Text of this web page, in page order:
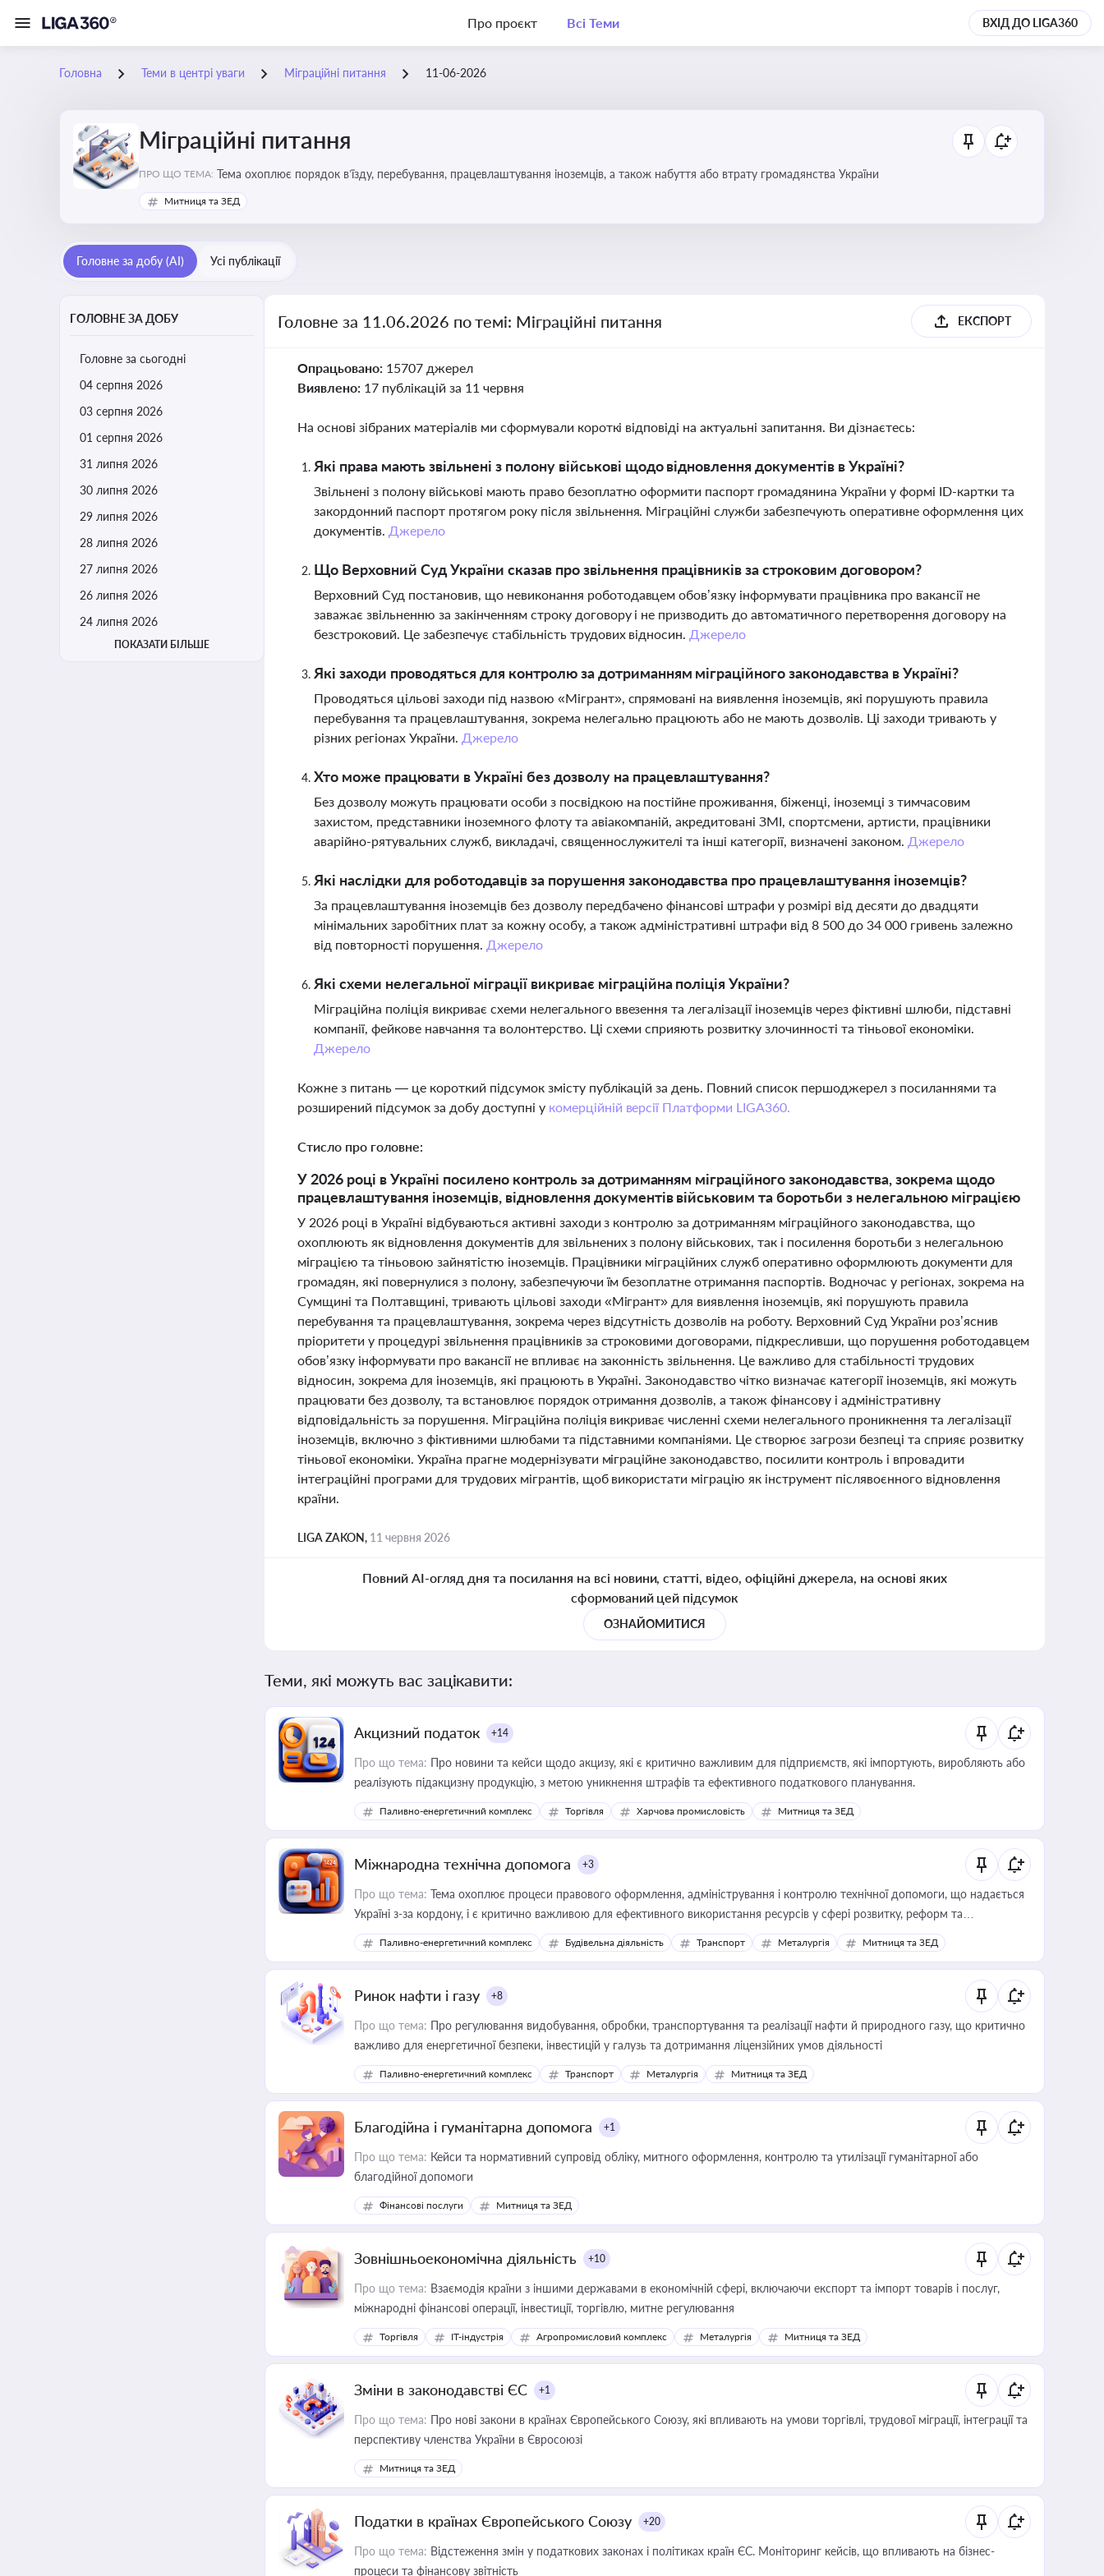
Про проєкт Всі Теми ВХІД ДО LIGA360
Головна Теми в центрі уваги Міграційні питання 11-06-2026
Міграційні питання
ПРО ЩО ТЕМА: Тема охоплює порядок в’їзду, перебування, працевлаштування іноземців, а також набуття або втрату громадянства України
Митниця та ЗЕД
Головне за добу (AI) Усі публікації
ГОЛОВНЕ ЗА ДОБУ
Головне за сьогодні
04 серпня 2026
03 серпня 2026
01 серпня 2026
31 липня 2026
30 липня 2026
29 липня 2026
28 липня 2026
27 липня 2026
26 липня 2026
24 липня 2026
ПОКАЗАТИ БІЛЬШЕ
Головне за 11.06.2026 по темі: Міграційні питання ЕКСПОРТ
Опрацьовано: 15707 джерел
Виявлено: 17 публікацій за 11 червня
На основі зібраних матеріалів ми сформували короткі відповіді на актуальні запитання. Ви дізнаєтесь:
Які права мають звільнені з полону військові щодо відновлення документів в Україні?
Звільнені з полону військові мають право безоплатно оформити паспорт громадянина України у формі ID-картки та
закордонний паспорт протягом року після звільнення. Міграційні служби забезпечують оперативне оформлення цих
документів. Джерело
Що Верховний Суд України сказав про звільнення працівників за строковим договором?
Верховний Суд постановив, що невиконання роботодавцем обов’язку інформувати працівника про вакансії не
заважає звільненню за закінченням строку договору і не призводить до автоматичного перетворення договору на
безстроковий. Це забезпечує стабільність трудових відносин. Джерело
Які заходи проводяться для контролю за дотриманням міграційного законодавства в Україні?
Проводяться цільові заходи під назвою «Мігрант», спрямовані на виявлення іноземців, які порушують правила
перебування та працевлаштування, зокрема нелегально працюють або не мають дозволів. Ці заходи тривають у
різних регіонах України. Джерело
Хто може працювати в Україні без дозволу на працевлаштування?
Без дозволу можуть працювати особи з посвідкою на постійне проживання, біженці, іноземці з тимчасовим
захистом, представники іноземного флоту та авіакомпаній, акредитовані ЗМІ, спортсмени, артисти, працівники
аварійно-рятувальних служб, викладачі, священнослужителі та інші категорії, визначені законом. Джерело
Які наслідки для роботодавців за порушення законодавства про працевлаштування іноземців?
За працевлаштування іноземців без дозволу передбачено фінансові штрафи у розмірі від десяти до двадцяти
мінімальних заробітних плат за кожну особу, а також адміністративні штрафи від 8 500 до 34 000 гривень залежно
від повторності порушення. Джерело
Які схеми нелегальної міграції викриває міграційна поліція України?
Міграційна поліція викриває схеми нелегального ввезення та легалізації іноземців через фіктивні шлюби, підставні
компанії, фейкове навчання та волонтерство. Ці схеми сприяють розвитку злочинності та тіньової економіки.
Джерело
Кожне з питань — це короткий підсумок змісту публікацій за день. Повний список першоджерел з посиланнями та
розширений підсумок за добу доступні у комерційній версії Платформи LIGA360.
Стисло про головне:
У 2026 році в Україні посилено контроль за дотриманням міграційного законодавства, зокрема щодо
працевлаштування іноземців, відновлення документів військовим та боротьби з нелегальною міграцією
У 2026 році в Україні відбуваються активні заходи з контролю за дотриманням міграційного законодавства, що
охоплюють як відновлення документів для звільнених з полону військових, так і посилення боротьби з нелегальною
міграцією та тіньовою зайнятістю іноземців. Працівники міграційних служб оперативно оформлюють документи для
громадян, які повернулися з полону, забезпечуючи їм безоплатне отримання паспортів. Водночас у регіонах, зокрема на
Сумщині та Полтавщині, тривають цільові заходи «Мігрант» для виявлення іноземців, які порушують правила
перебування та працевлаштування, зокрема через відсутність дозволів на роботу. Верховний Суд України роз’яснив
пріоритети у процедурі звільнення працівників за строковими договорами, підкресливши, що порушення роботодавцем
обов’язку інформувати про вакансії не впливає на законність звільнення. Це важливо для стабільності трудових
відносин, зокрема для іноземців, які працюють в Україні. Законодавство чітко визначає категорії іноземців, які можуть
працювати без дозволу, та встановлює порядок отримання дозволів, а також фінансову і адміністративну
відповідальність за порушення. Міграційна поліція викриває численні схеми нелегального проникнення та легалізації
іноземців, включно з фіктивними шлюбами та підставними компаніями. Це створює загрози безпеці та сприяє розвитку
тіньової економіки. Україна прагне модернізувати міграційне законодавство, посилити контроль і впровадити
інтеграційні програми для трудових мігрантів, щоб використати міграцію як інструмент післявоєнного відновлення
країни.
LIGA ZAKON, 11 червня 2026
Повний AI-огляд дня та посилання на всі новини, статті, відео, офіційні джерела, на основі яких
сформований цей підсумок
ОЗНАЙОМИТИСЯ
Теми, які можуть вас зацікавити:
Акцизний податок +14
Про що тема: Про новини та кейси щодо акцизу, які є критично важливим для підприємств, які імпортують, виробляють або
реалізують підакцизну продукцію, з метою уникнення штрафів та ефективного податкового планування.
Паливно-енергетичний комплекс Торгівля Харчова промисловість Митниця та ЗЕД
Міжнародна технічна допомога +3
Про що тема: Тема охоплює процеси правового оформлення, адміністрування і контролю технічної допомоги, що надається
Україні з-за кордону, і є критично важливою для ефективного використання ресурсів у сфері розвитку, реформ та
інфраструктурних проєктів
Паливно-енергетичний комплекс Будівельна діяльність Транспорт Металургія Митниця та ЗЕД
Ринок нафти і газу +8
Про що тема: Про регулювання видобування, обробки, транспортування та реалізації нафти й природного газу, що критично
важливо для енергетичної безпеки, інвестицій у галузь та дотримання ліцензійних умов діяльності
Паливно-енергетичний комплекс Транспорт Металургія Митниця та ЗЕД
Благодійна і гуманітарна допомога +1
Про що тема: Кейси та нормативний супровід обліку, митного оформлення, контролю та утилізації гуманітарної або
благодійної допомоги
Фінансові послуги Митниця та ЗЕД
Зовнішньоекономічна діяльність +10
Про що тема: Взаємодія країни з іншими державами в економічній сфері, включаючи експорт та імпорт товарів і послуг,
міжнародні фінансові операції, інвестиції, торгівлю, митне регулювання
Торгівля IT-індустрія Агропромисловий комплекс Металургія Митниця та ЗЕД
Зміни в законодавстві ЄС +1
Про що тема: Про нові закони в країнах Європейського Союзу, які впливають на умови торгівлі, трудової міграції, інтеграції та
перспективу членства України в Євросоюзі
Митниця та ЗЕД
Податки в країнах Європейського Союзу +20
Про що тема: Відстеження змін у податкових законах і політиках країн ЄС. Моніторинг кейсів, що впливають на бізнес-
процеси та фінансову звітність